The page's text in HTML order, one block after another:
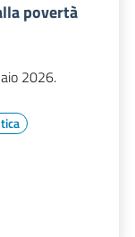
povertà
2026.